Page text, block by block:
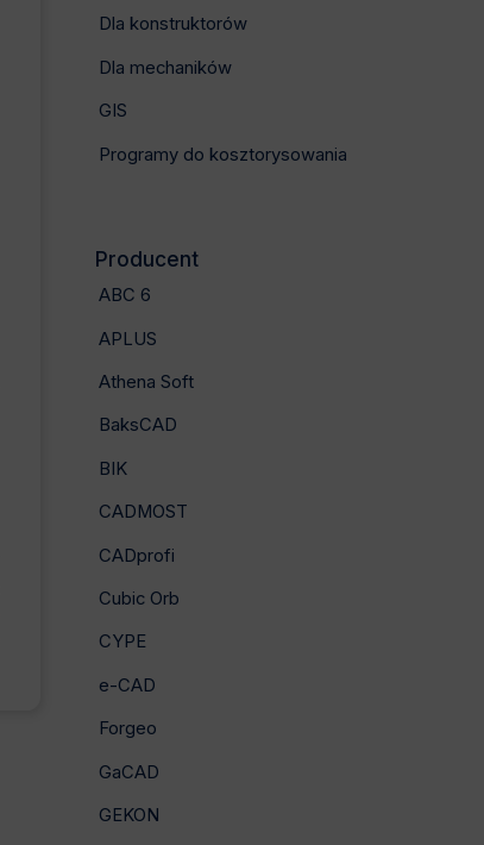
Dla konstruktorów
Dla mechaników
GIS
Programy do kosztorysowania
Producent
ABC 6
APLUS
Athena Soft
BaksCAD
BIK
CADMOST
CADprofi
Cubic Orb
CYPE
e-CAD
Forgeo
GaCAD
GEKON